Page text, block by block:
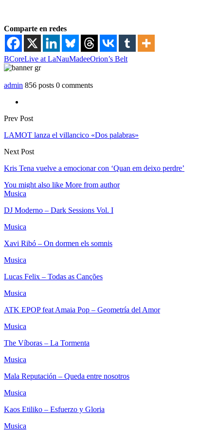
Comparte en redes
BCoreLive at LaNauMadeeOrion’s Belt
admin 856 posts 0 comments
Prev Post
LAMOT lanza el villancico «Dos palabras»
Next Post
Kris Tena vuelve a emocionar con ‘Quan em deixo perdre’
You might also like More from author
Musica
DJ Moderno – Dark Sessions Vol. I
Musica
Xavi Ribó – On dormen els somnis
Musica
Lucas Felix – Todas as Canções
Musica
ATK EPOP feat Amaia Pop – Geometría del Amor
Musica
The Víboras – La Tormenta
Musica
Mala Reputación – Queda entre nosotros
Musica
Kaos Etiliko – Esfuerzo y Gloria
Musica